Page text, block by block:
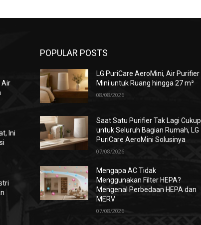
Air
Ini
POPULAR POSTS
LG PuriCare AeroMini, Air Purifier
Mini untuk Ruang hingga 27 m²
08/08/2026
Saat Satu Purifier Tak Lagi Cukup
untuk Seluruh Bagian Rumah, LG
PuriCare AeroMini Solusinya
07/08/2026
Mengapa AC Tidak
Menggunakan Filter HEPA?
Mengenal Perbedaan HEPA dan
MERV
07/08/2026